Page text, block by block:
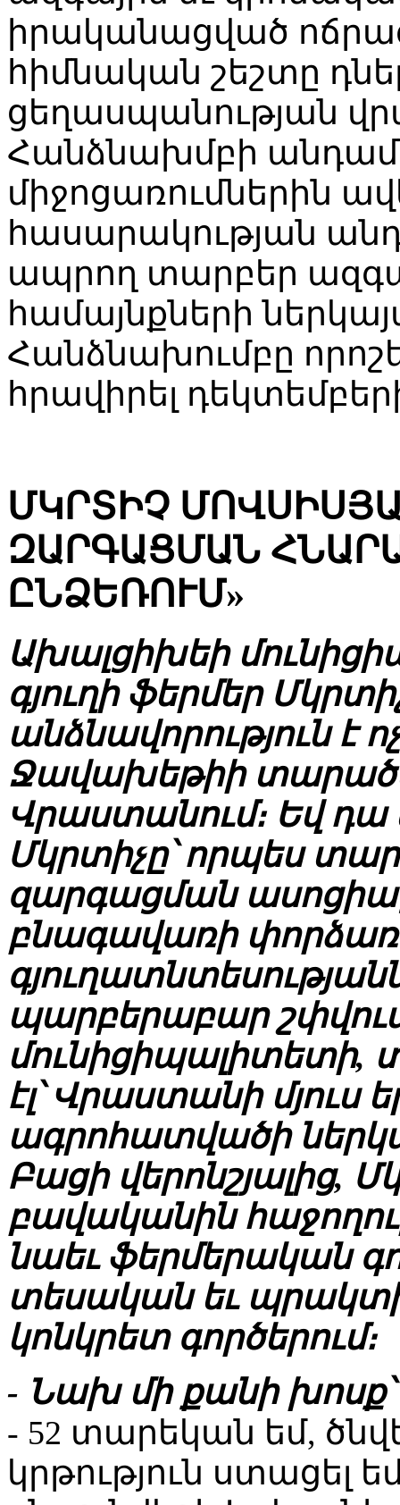
իրականացված
հիմնական շեշտը
ցեղասպանության
Հանձնախմբի
միջոցառումներին
հասարակության
ապրող տարբեր
համայնքների
Հանձնախումբը
հրավիրել
ՄԿՐՏԻՉ
ԶԱՐԳԱՑՄԱՆ
ԸՆՁԵՌՈՒՄ»
Ախալցիխեի
գյուղի ֆերմեր
անձնավորություն է
Ջավախեթիի
Վրաստանում։ Եվ
Մկրտիչը՝ որպես
զարգացման
բնագավառի
պարբերաբար
մունիցիպալիտետի,
էլ՝ Վրաստանի մյուս
ագրոհատվածի
Բացի վերոնշյալից,
բավականին
նաեւ ֆերմերական
տեսական եւ
կոնկրետ գործերում։
- Նախ մի քանի խոսք՝
- 52 տարեկան եմ,
կրթություն ստացել